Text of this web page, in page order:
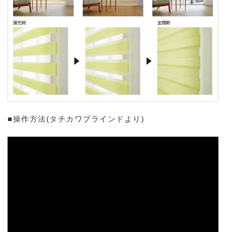
■操作方法(タチカワブラインドより)